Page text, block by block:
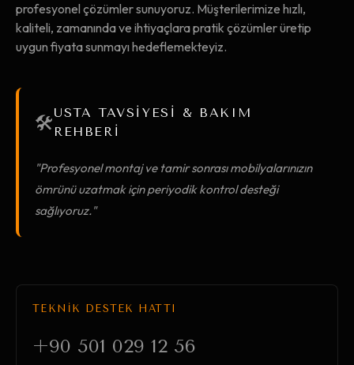
profesyonel çözümler sunuyoruz. Müşterilerimize hızlı,
kaliteli, zamanında ve ihtiyaçlara pratik çözümler üretip
uygun fiyata sunmayı hedeflemekteyiz.
🛠️USTA TAVSİYESİ & BAKIM
REHBERİ
"Profesyonel montaj ve tamir sonrası mobilyalarınızın
ömrünü uzatmak için periyodik kontrol desteği
sağlıyoruz."
TEKNİK DESTEK HATTI
+90 501 029 12 56